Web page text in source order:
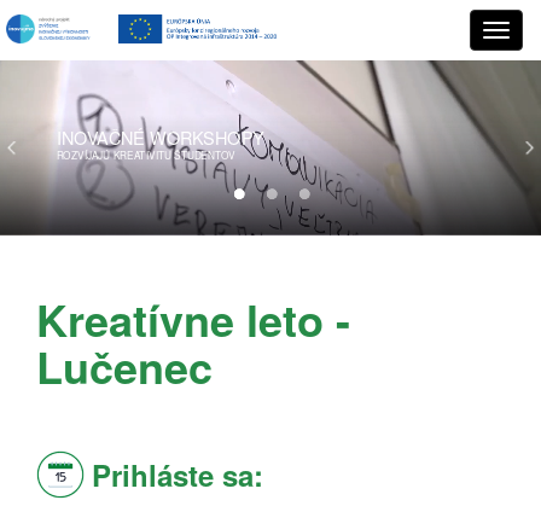
INOVAČNÉWORKSHOPY
ROZVÍJAJÚ KREATIVITU ŠTUDENTOV
Kreatívne leto -
Lučenec
Prihláste sa: